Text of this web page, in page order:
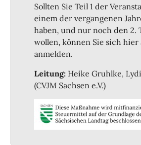
Sollten Sie Teil 1 der
einem der vergangenen
haben, und nur noch den 2.
wollen, können Sie sich hier
anmelden.
Leitung: Heike Gruhlke,
(CVJM Sachsen e.V.)